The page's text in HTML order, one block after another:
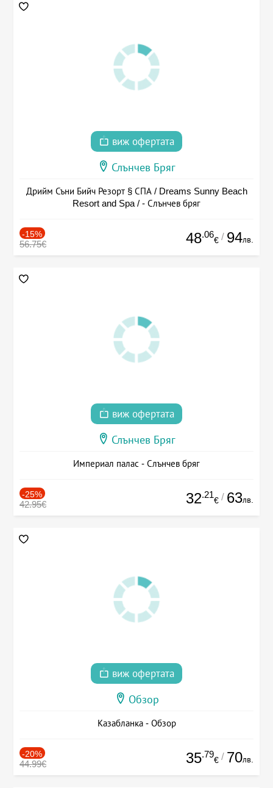
виж офертата
Слънчев Бряг
Дрийм Съни Бийч Резорт § СПА / Dreams Sunny Beach
Resort and Spa / - Слънчев бряг
-15%
56.75€ 48.06
€ / 94лв.
виж офертата
Слънчев Бряг
Империал палас - Слънчев бряг
-25%
42.95€ 32.21
€ / 63лв.
виж офертата
Обзор
Казабланка - Обзор
-20%
44.99€ 35.79
€ / 70лв.